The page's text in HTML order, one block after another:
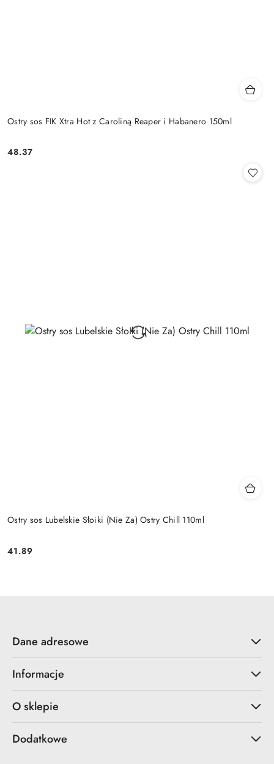
Ostry sos FIK Xtra Hot z Caroliną Reaper i Habanero 150ml
Cena:
48.37
Ostry sos Lubelskie Słoiki (Nie Za) Ostry Chill 110ml
Cena:
41.89
Dane adresowe
Informacje
O sklepie
Dodatkowe